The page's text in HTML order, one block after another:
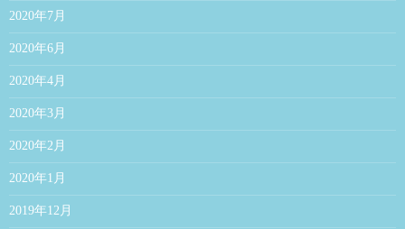
2020年7月
2020年6月
2020年4月
2020年3月
2020年2月
2020年1月
2019年12月